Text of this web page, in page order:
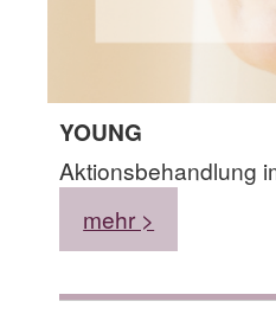
YOUNG
Aktionsbehandlung
mehr >